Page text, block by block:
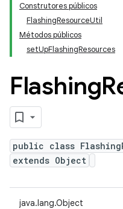
Construtores públicos
FlashingResourceUtil
Métodos públicos
setUpFlashingResources
Flashing
public class
extends Object
java.lang.Object